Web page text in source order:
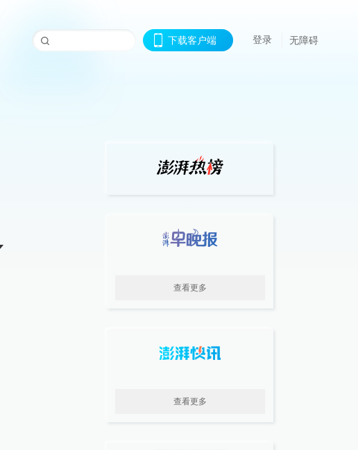
下载客户端 登录 无障碍
查看更多
查看更多